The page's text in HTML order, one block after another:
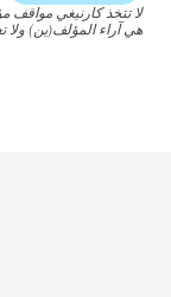
لا تتخذ كارنيغي مواقف
هي آراء المؤلف(ين) ولا